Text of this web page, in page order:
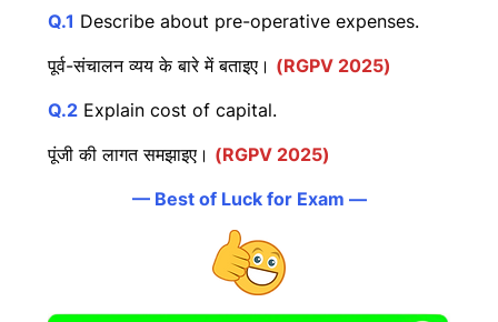
Q.1 Describe about pre-operative expenses.
पूर्व-संचालन व्यय के बारे में बताइए। (RGPV 2025)
Q.2 Explain cost of capital.
पूंजी की लागत समझाइए। (RGPV 2025)
— Best of Luck for Exam —